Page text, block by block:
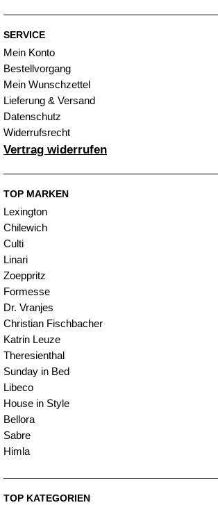
SERVICE
Mein Konto
Bestellvorgang
Mein Wunschzettel
Lieferung & Versand
Datenschutz
Widerrufsrecht
Vertrag widerrufen
TOP MARKEN
Lexington
Chilewich
Culti
Linari
Zoeppritz
Formesse
Dr. Vranjes
Christian Fischbacher
Katrin Leuze
Theresienthal
Sunday in Bed
Libeco
House in Style
Bellora
Sabre
Himla
TOP KATEGORIEN